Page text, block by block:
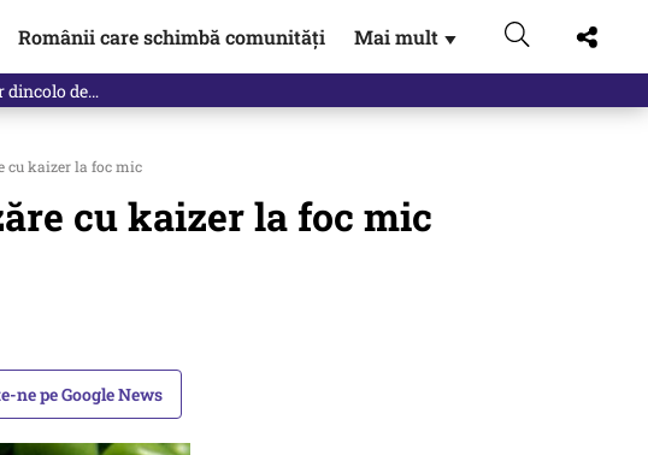
Românii care schimbă comunități Mai mult ▼
uluit pe Eugen…
cu kaizer la foc mic
cu kaizer la foc mic
ne pe Google News